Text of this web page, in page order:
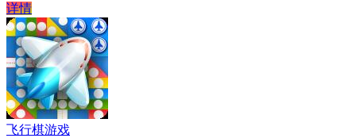
详情
飞行棋游戏